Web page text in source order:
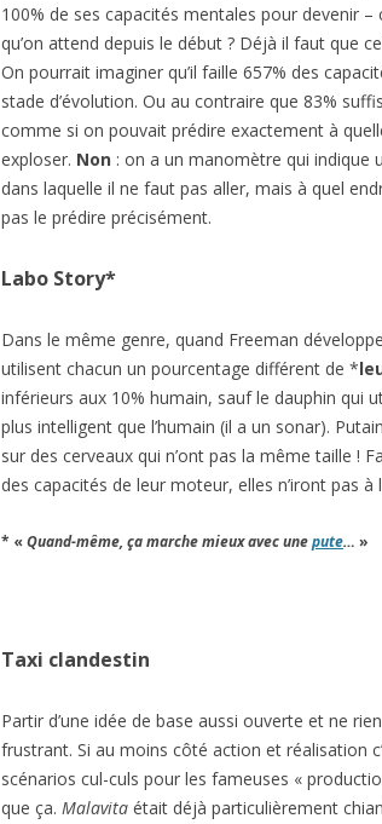
100% de ses capacités mentales pour devenir
qu’on attend depuis le début ? Déjà il faut que
On pourrait imaginer qu’il faille 657% des
stade d’évolution. Ou au contraire que 83%
comme si on pouvait prédire exactement à
exploser. Non : on a un manomètre qui indique
dans laquelle il ne faut pas aller, mais à quel
pas le prédire précisément.
Labo Story*
Dans le même genre, quand Freeman
utilisent chacun un pourcentage différent de *
inférieurs aux 10% humain, sauf le dauphin qui
plus intelligent que l’humain (il a un sonar).
sur des cerveaux qui n’ont pas la même taille !
des capacités de leur moteur, elles n’iront pas à
* «Quand-même, ça marche mieux avec unepute… »
Taxi clandestin
Partir d’une idée de base aussi ouverte et ne
frustrant. Si au moins côté action et réalisation
scénarios cul-culs pour les fameuses «
que ça. Malavita était déjà particulièrement